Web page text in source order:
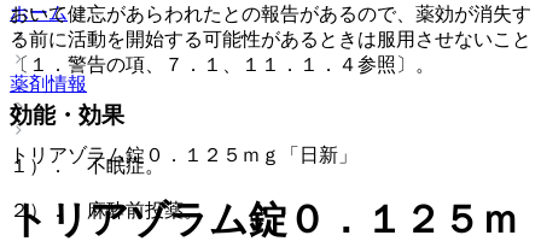
おいて健忘があらわれたとの報告があるので、薬効が消失す
る前に活動を開始する可能性があるときは服用させないこと
〔１．警告の項、７．１、１１．１．４参照〕。
効能・効果
１）． 不眠症。
２）． 麻酔前投薬。
ホーム
薬剤情報
トリアゾラム錠０．１２５ｍｇ「日新」
トリアゾラム錠０．１２５ｍ